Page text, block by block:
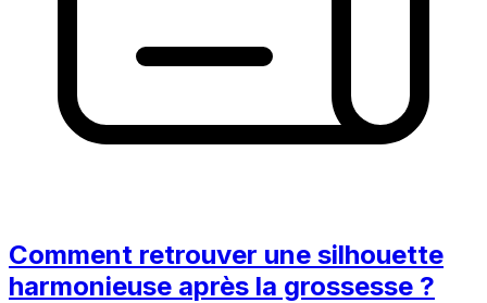
Comment retrouver une silhouette
harmonieuse après la grossesse ?